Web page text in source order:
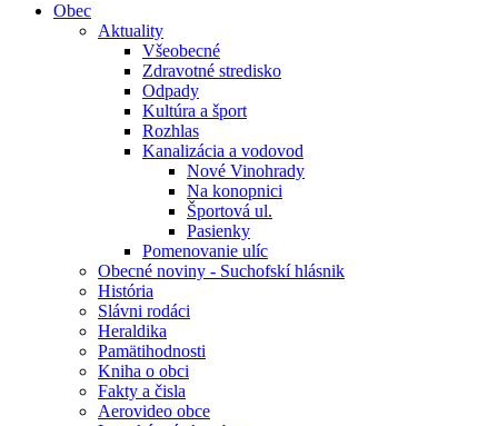
Obec
Aktuality
Všeobecné
Zdravotné stredisko
Odpady
Kultúra a šport
Rozhlas
Kanalizácia a vodovod
Nové Vinohrady
Na konopnici
Športová ul.
Pasienky
Pomenovanie ulíc
Obecné noviny - Suchofskí hlásnik
História
Slávni rodáci
Heraldika
Pamätihodnosti
Kniha o obci
Fakty a čisla
Aerovideo obce